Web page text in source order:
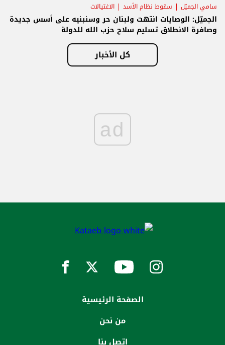
سامي الجميّل سقوط نظام الأسد الاغتيالات
الجميّل: الوصايات انتهت ولبنان حر وسنبنيه على أسس جديدة
وصافرة الانطلاق تسليم سلاح حزب الله للدولة
كل الأخبار
ad
الصفحة الرئيسية
من نحن
إتصل بنا